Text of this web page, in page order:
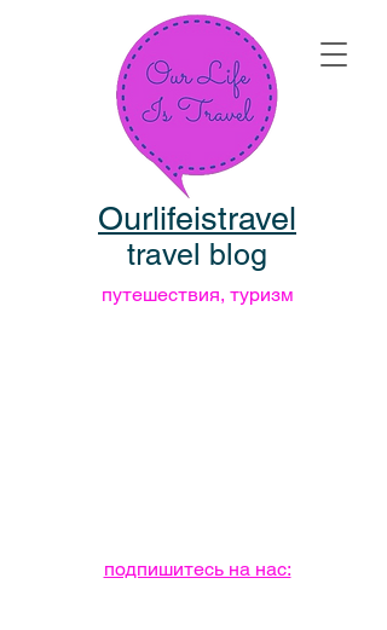
Ourlifeistravel
travel blog
путешествия, туризм
подпишитесь на нас: